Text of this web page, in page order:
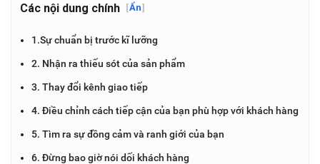
Các nội dung chính [Ẩn]
1.Sự chuẩn bị trước kĩ lưỡng
2. Nhận ra thiếu sót của sản phẩm
3. Thay đổi kênh giao tiếp
4. Điều chỉnh cách tiếp cận của bạn phù hợp với khách hàng
5. Tìm ra sự đồng cảm và ranh giới của bạn
6. Đừng bao giờ nói dối khách hàng